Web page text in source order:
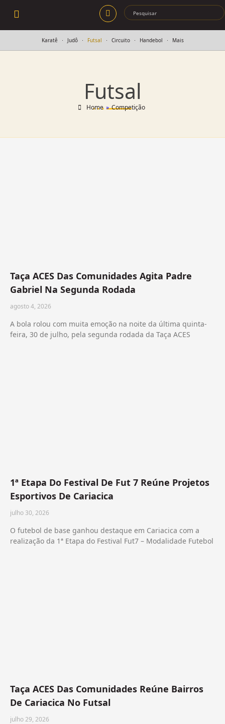
Karatê Judô Futsal Circuito Handebol Mais
Futsal
Home » Competição
Taça ACES Das Comunidades Agita Padre
Gabriel Na Segunda Rodada
agosto 4, 2026
A bola rolou com muita emoção na noite da última quinta-
feira, 30 de julho, pela segunda rodada da Taça ACES
1ª Etapa Do Festival De Fut 7 Reúne Projetos
Esportivos De Cariacica
julho 30, 2026
O futebol de base ganhou destaque em Cariacica com a
realização da 1ª Etapa do Festival Fut7 – Modalidade Futebol
Taça ACES Das Comunidades Reúne Bairros
De Cariacica No Futsal
julho 29, 2026